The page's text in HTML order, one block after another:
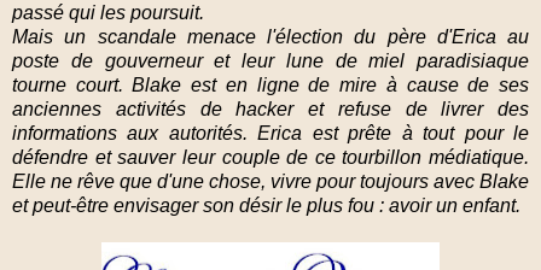
passé qui les poursuit.
Mais un scandale menace l'élection du père d'Erica au
poste de gouverneur et leur lune de miel paradisiaque
tourne court. Blake est en ligne de mire à cause de ses
anciennes activités de hacker et refuse de livrer des
informations aux autorités. Erica est prête à tout pour le
défendre et sauver leur couple de ce tourbillon médiatique.
Elle ne rêve que d'une chose, vivre pour toujours avec Blake
et peut-être envisager son désir le plus fou : avoir un enfant.